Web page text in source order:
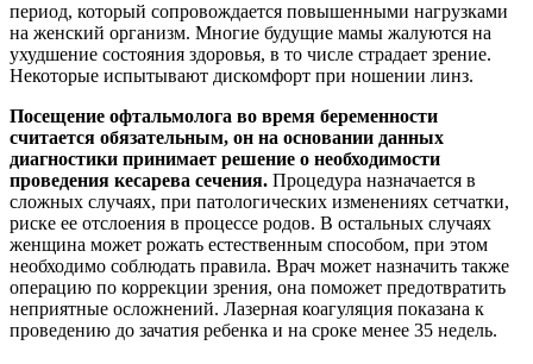
период, который сопровождается повышенными нагрузками
на женский организм. Многие будущие мамы жалуются на
ухудшение состояния здоровья, в то числе страдает зрение.
Некоторые испытывают дискомфорт при ношении линз.
Посещение офтальмолога во время беременности
считается обязательным, он на основании данных
диагностики принимает решение о необходимости
проведения кесарева сечения. Процедура назначается в
сложных случаях, при патологических изменениях сетчатки,
риске ее отслоения в процессе родов. В остальных случаях
женщина может рожать естественным способом, при этом
необходимо соблюдать правила. Врач может назначить также
операцию по коррекции зрения, она поможет предотвратить
неприятные осложнений. Лазерная коагуляция показана к
проведению до зачатия ребенка и на сроке менее 35 недель.